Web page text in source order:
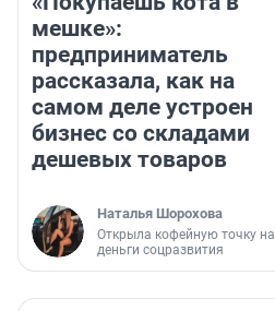
мешке»:
предприниматель
рассказала, как на
самом деле устроен
бизнес со складами
дешевых товаров
Наталья Шорохова
Открыла кофейную точку на
деньги соцразвития